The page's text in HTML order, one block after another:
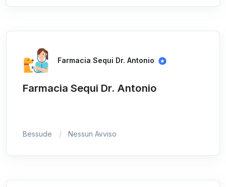
Farmacia Sequi Dr. Antonio
Farmacia Sequi Dr. Antonio
Bessude Nessun Avviso